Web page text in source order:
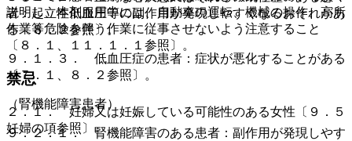
者：起立性低血圧等の副作用が発現しやすくなるおそれがあ
る〔８．２参照〕。
９．１．３． 低血圧症の患者：症状が悪化することがある
〔７．１、８．２参照〕。
（腎機能障害患者）
９．２．１． 腎機能障害のある患者：副作用が発現しやす
説明し、本剤服用中には、自動車の運転、機械の操作、高所
作業等危険を伴う作業に従事させないよう注意すること
〔８．１、１１．１．１参照〕。
禁忌
２．１． 妊婦又は妊娠している可能性のある女性〔９．５
妊婦の項参照〕。